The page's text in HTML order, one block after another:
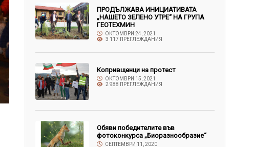
ПРОДЪЛЖАВА ИНИЦИАТИВАТА
„НАШЕТО ЗЕЛЕНО УТРЕ“ НА ГРУПА
ГЕОТЕХМИН
ОКТОМВРИ 24, 2021
3 117 ПРЕГЛЕЖДАНИЯ
Копривщенци на протест
ОКТОМВРИ 15, 2021
2 988 ПРЕГЛЕЖДАНИЯ
Обяви победителите във
фотоконкурса „Биоразнообразие“
СЕПТЕМВРИ 11, 2020